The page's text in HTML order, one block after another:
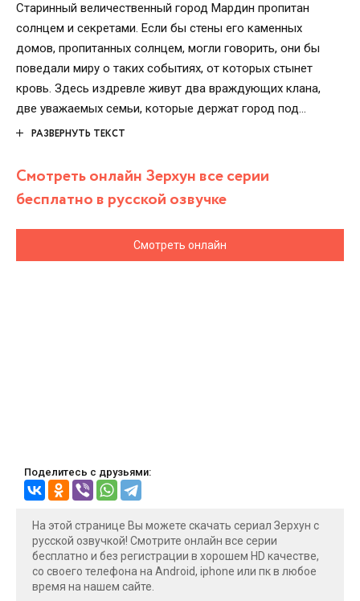
Старинный величественный город Мардин пропитан
солнцем и секретами. Если бы стены его каменных
домов, пропитанных солнцем, могли говорить, они бы
поведали миру о таких событиях, от которых стынет
кровь. Здесь издревле живут два враждующих клана,
две уважаемых семьи, которые держат город под
контролем. Их противостояние – древний закон, который
Или способен? Наследники врагов встречаются
совершенно случайно. Или не случайно? В Мардине
возможно всё, а вот случайностей здесь не бывает! Он и
Она, охваченные любовью, готовы положить конец
многовековой войне своих кланов.
РАЗВЕРНУТЬ ТЕКСТ
Смотреть онлайн Зерхун все серии
бесплатно в русской озвучке
Смотреть онлайн
Поделитесь с друзьями:
На этой странице Вы можете скачать сериал Зерхун с
русской озвучкой! Смотрите онлайн все серии
бесплатно и без регистрации в хорошем HD качестве,
со своего телефона на Android, iphone или пк в любое
время на нашем сайте.